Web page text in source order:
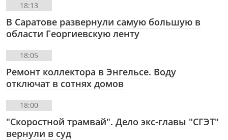
18:13
В Саратове развернули самую большую в
области Георгиевскую ленту
18:05
Ремонт коллектора в Энгельсе. Воду
отключат в сотнях домов
18:00
"Скоростной трамвай". Дело экс-главы "СГЭТ"
вернули в суд